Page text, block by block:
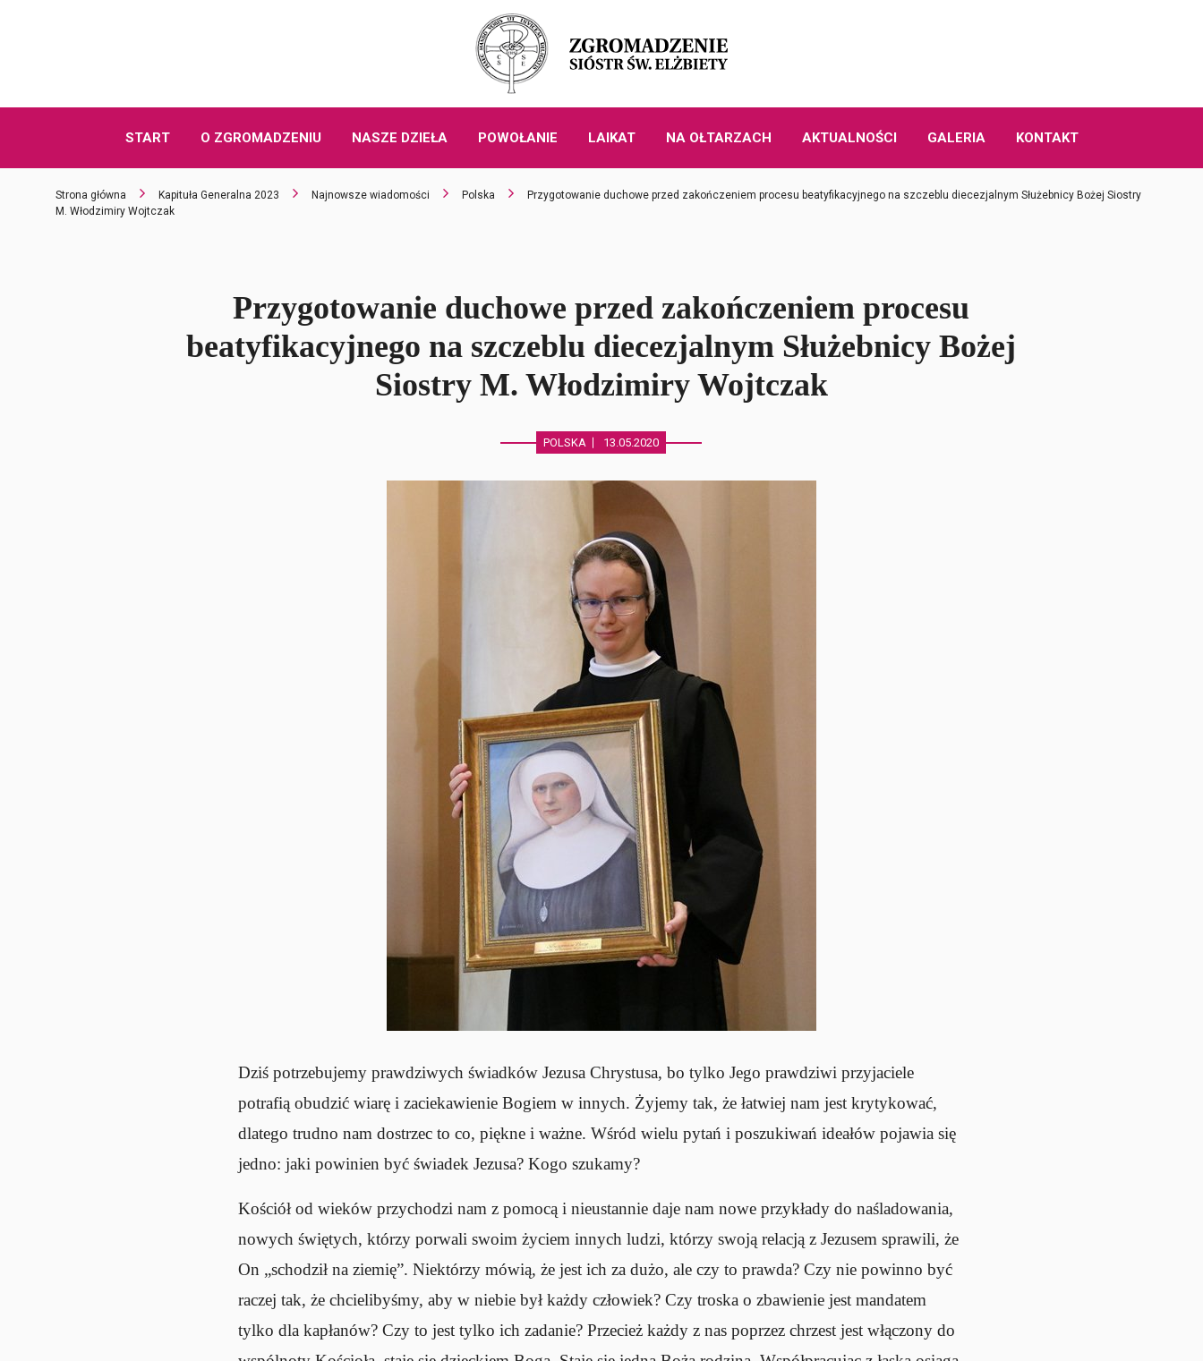
START O ZGROMADZENIU NASZE DZIEŁA POWOŁANIE LAIKAT NA OŁTARZACH AKTUALNOŚCI GALERIA KONTAKT
Strona główna Kapituła Generalna 2023 Najnowsze wiadomości Polska
Przygotowanie duchowe przed zakończeniem procesu beatyfikacyjnego na szczeblu diecezjalnym Służebnicy Bożej Siostry
M. Włodzimiry Wojtczak
Przygotowanie duchowe przed zakończeniem procesu
beatyfikacyjnego na szczeblu diecezjalnym Służebnicy Bożej
Siostry M. Włodzimiry Wojtczak
POLSKA 13.05.2020
Dziś potrzebujemy prawdziwych świadków Jezusa Chrystusa, bo tylko Jego prawdziwi przyjaciele
potrafią obudzić wiarę i zaciekawienie Bogiem w innych. Żyjemy tak, że łatwiej nam jest krytykować,
dlatego trudno nam dostrzec to co, piękne i ważne. Wśród wielu pytań i poszukiwań ideałów pojawia się
jedno: jaki powinien być świadek Jezusa? Kogo szukamy?
Kościół od wieków przychodzi nam z pomocą i nieustannie daje nam nowe przykłady do naśladowania,
nowych świętych, którzy porwali swoim życiem innych ludzi, którzy swoją relacją z Jezusem sprawili, że
On „schodził na ziemię”. Niektórzy mówią, że jest ich za dużo, ale czy to prawda? Czy nie powinno być
raczej tak, że chcielibyśmy, aby w niebie był każdy człowiek? Czy troska o zbawienie jest mandatem
tylko dla kapłanów? Czy to jest tylko ich zadanie? Przecież każdy z nas poprzez chrzest jest włączony do